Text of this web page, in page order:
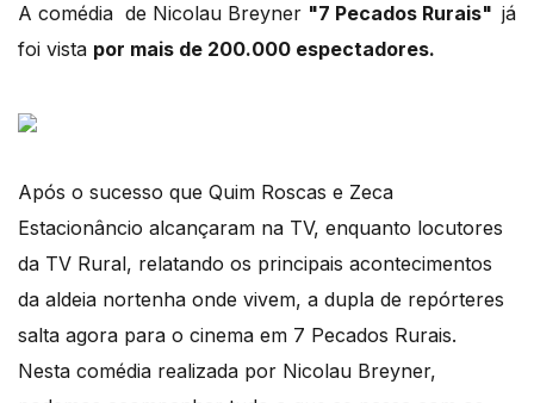
A comédia de Nicolau Breyner "7 Pecados Rurais" já
foi vista por mais de 200.000 espectadores.
Após o sucesso que Quim Roscas e Zeca
Estacionâncio alcançaram na TV, enquanto locutores
da TV Rural, relatando os principais acontecimentos
da aldeia nortenha onde vivem, a dupla de repórteres
salta agora para o cinema em 7 Pecados Rurais.
Nesta comédia realizada por Nicolau Breyner,